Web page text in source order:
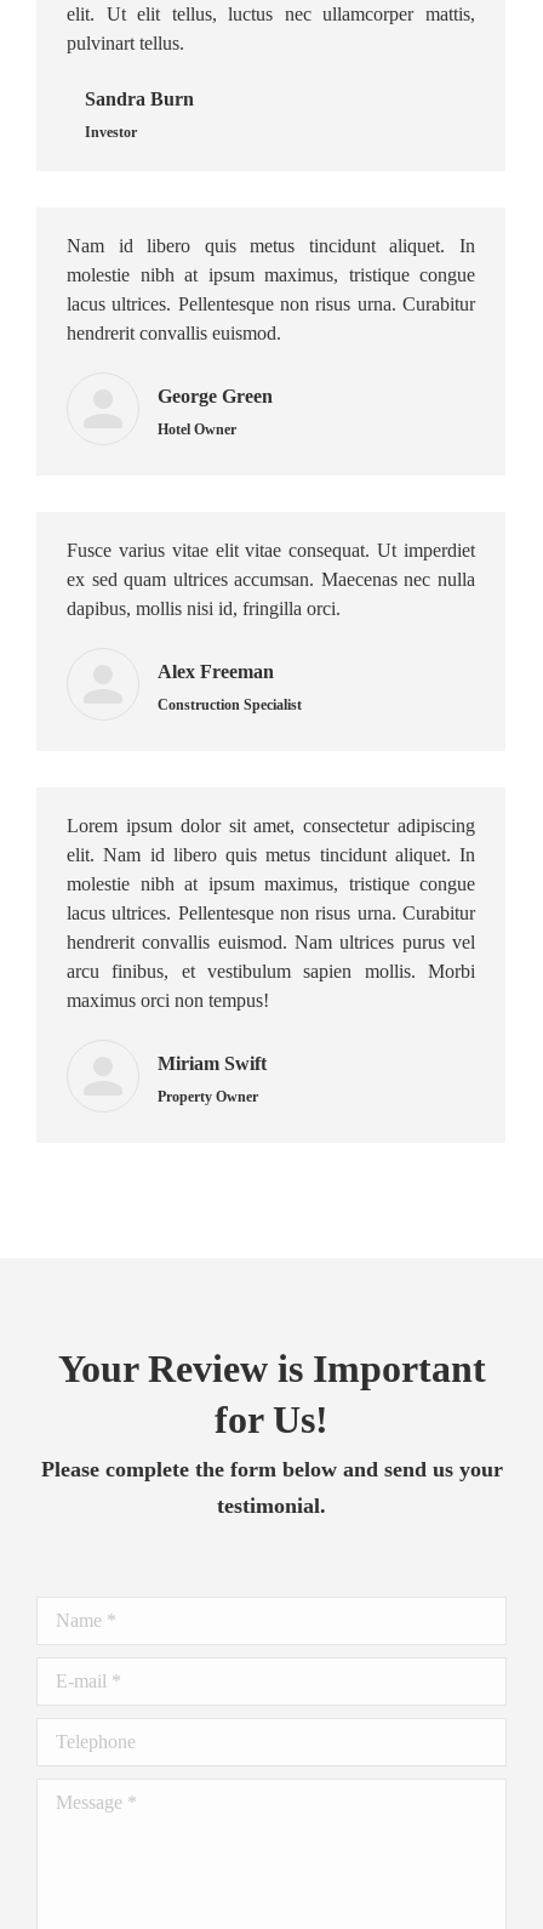
elit. Ut elit tellus, luctus nec ullamcorper mattis,
pulvinart tellus.
Sandra Burn
Investor
Nam id libero quis metus tincidunt aliquet. In
molestie nibh at ipsum maximus, tristique congue
lacus ultrices. Pellentesque non risus urna. Curabitur
hendrerit convallis euismod.
George Green
Hotel Owner
Fusce varius vitae elit vitae consequat. Ut imperdiet
ex sed quam ultrices accumsan. Maecenas nec nulla
dapibus, mollis nisi id, fringilla orci.
Alex Freeman
Construction Specialist
Lorem ipsum dolor sit amet, consectetur adipiscing
elit. Nam id libero quis metus tincidunt aliquet. In
molestie nibh at ipsum maximus, tristique congue
lacus ultrices. Pellentesque non risus urna. Curabitur
hendrerit convallis euismod. Nam ultrices purus vel
arcu finibus, et vestibulum sapien mollis. Morbi
maximus orci non tempus!
Miriam Swift
Property Owner
Your Review is Important
for Us!
Please complete the form below and send us your
testimonial.
Name *
E-mail *
Telephone
Message *